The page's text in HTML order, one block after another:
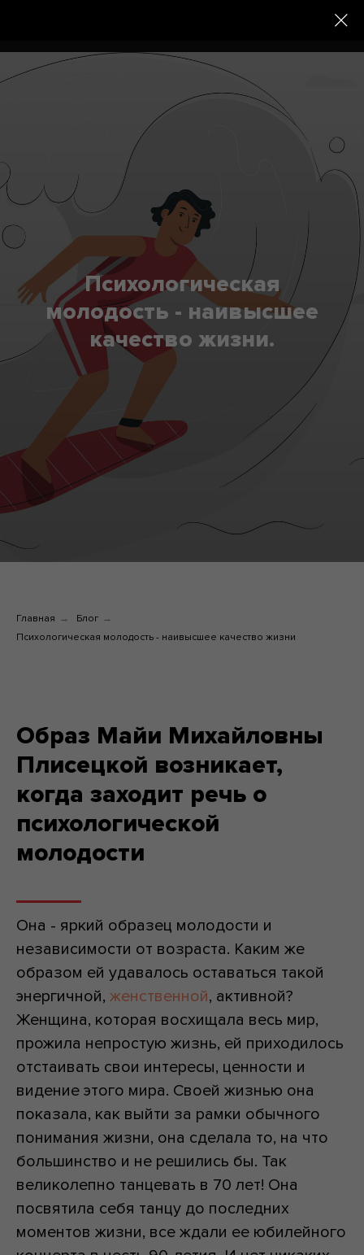
Психологическая
молодость - наивысшее
качество жизни.
Главная → Блог →
Психологическая молодость - наивысшее качество жизни
Образ Майи Михайловны
Плисецкой возникает,
когда заходит речь о
психологической
молодости
Она - яркий образец молодости и
независимости от возраста. Каким же
образом ей удавалось оставаться такой
энергичной, женственной, активной?
Женщина, которая восхищала весь мир,
прожила непростую жизнь, ей приходилось
отстаивать свои интересы, ценности и
видение этого мира. Своей жизнью она
показала, как выйти за рамки обычного
понимания жизни, она сделала то, на что
большинство и не решились бы. Так
великолепно танцевать в 70 лет! Она
посвятила себя танцу до последних
моментов жизни, все ждали ее юбилейного